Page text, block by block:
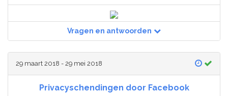
Vragen en antwoorden
29 maart 2018 - 29 mei 2018
Privacyschendingen door Facebook